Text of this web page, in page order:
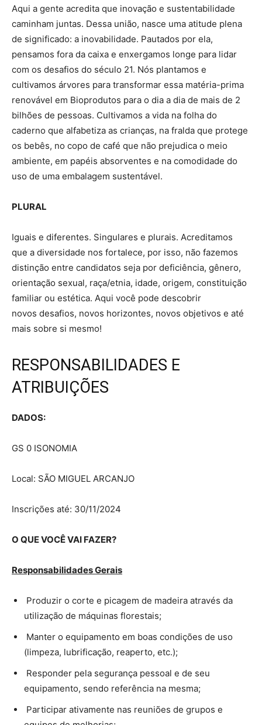
Aqui a gente acredita que inovação e sustentabilidade
caminham juntas. Dessa união, nasce uma atitude plena
de significado: a inovabilidade. Pautados por ela,
pensamos fora da caixa e enxergamos longe para lidar
com os desafios do século 21. Nós plantamos e
cultivamos árvores para transformar essa matéria-prima
renovável em Bioprodutos para o dia a dia de mais de 2
bilhões de pessoas. Cultivamos a vida na folha do
caderno que alfabetiza as crianças, na fralda que protege
os bebês, no copo de café que não prejudica o meio
ambiente, em papéis absorventes e na comodidade do
uso de uma embalagem sustentável.
PLURAL
Iguais e diferentes. Singulares e plurais. Acreditamos
que a diversidade nos fortalece, por isso, não fazemos
distinção entre candidatos seja por deficiência, gênero,
orientação sexual, raça/etnia, idade, origem, constituição
familiar ou estética. Aqui você pode descobrir
novos desafios, novos horizontes, novos objetivos e até
mais sobre si mesmo!
RESPONSABILIDADES E
ATRIBUIÇÕES
DADOS:
GS 0 ISONOMIA
Local: SÃO MIGUEL ARCANJO
Inscrições até: 30/11/2024
O QUE VOCÊ VAI FAZER?
Responsabilidades Gerais
Produzir o corte e picagem de madeira através da
utilização de máquinas florestais;
Manter o equipamento em boas condições de uso
(limpeza, lubrificação, reaperto, etc.);
Responder pela segurança pessoal e de seu
equipamento, sendo referência na mesma;
Participar ativamente nas reuniões de grupos e